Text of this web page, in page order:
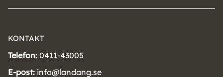
KONTAKT
Telefon: 0411-43005
E-post: info@landang.se